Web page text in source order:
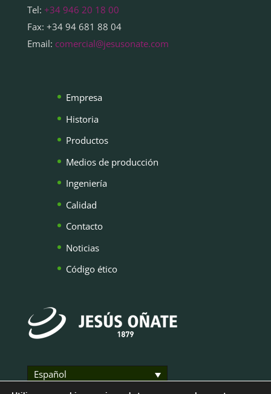
Tel: +34 946 20 18 00
Fax: +34 94 681 88 04
Email: comercial@jesusonate.com
Empresa
Historia
Productos
Medios de producción
Ingeniería
Calidad
Contacto
Noticias
Código ético
Español